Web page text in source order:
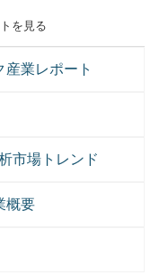
を見る
業レポート
市場トレンド
概要